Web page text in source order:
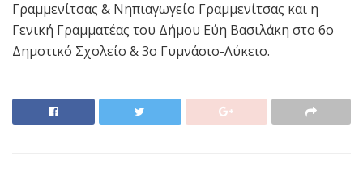
Γραμμενίτσας & Νηπιαγωγείο Γραμμενίτσας και η
Γενική Γραμματέας του Δήμου Εύη Βασιλάκη στο 6ο
Δημοτικό Σχολείο & 3ο Γυμνάσιο-Λύκειο.